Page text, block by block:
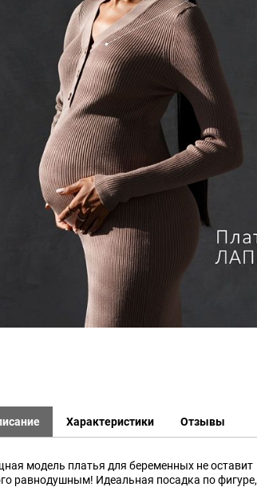
Характеристики Отзывы
модель платья для беременных не оставит
равнодушным! Идеальная посадка по фигуре,